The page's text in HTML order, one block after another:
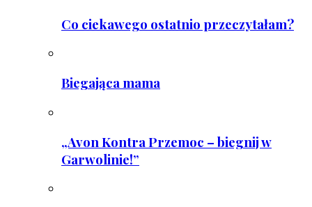
Co ciekawego ostatnio przeczytałam?
Biegająca mama
„Avon Kontra Przemoc – biegnij w
Garwolinie!”